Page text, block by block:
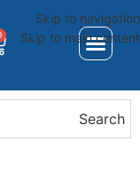
Skip to navigation
Skip to main content